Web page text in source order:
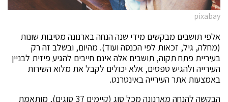
pixabay
אלפי תושבים מבקשים מידי שנה הנחה בארנונה מסיבות שונות
(מחלה, גיל, זכאות לפי הכנסה ועוד). מהיום, ובשלב זה רק
בעיריית פתח תקוה, תושבים אלה אינם חייבים להגיע פיזית לבניין
העירייה ולהגיש טפסים, אלא יכולים לקבל את מלוא השירות
באמצעות אתר העירייה באינטרנט.
הבקשה להנחה מארנונה מכל סוג (קיימים 37 סוגים), מותאמת